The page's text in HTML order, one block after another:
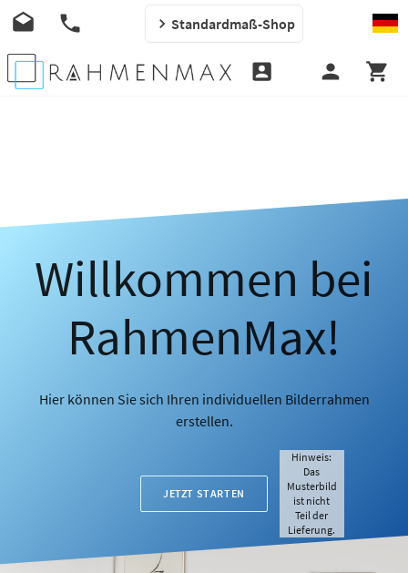
Standardmaß-Shop
Willkommen bei
RahmenMax!
Hier können Sie sich Ihren individuellen Bilderrahmen
erstellen.
JETZT STARTEN
Hinweis:
Das
Musterbild
ist nicht
Teil der
Lieferung.